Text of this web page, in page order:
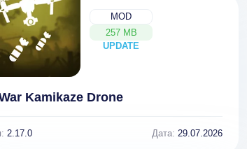
MOD
257 MB
UPDATE
NEW
Kamikaze Drone
2.17.0 Дата: 29.07.2026